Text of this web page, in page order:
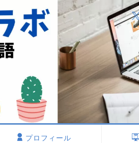
プロフィール